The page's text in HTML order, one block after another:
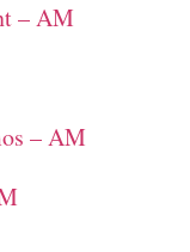
– AM
– AM